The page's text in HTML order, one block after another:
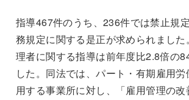
指導467件のうち、236件では禁止規
務規定に関する是正が求められまし
理者に関する指導は前年度比2.8倍の
した。同法では、パート・有期雇用
用する事業所に対し、「雇用管理の